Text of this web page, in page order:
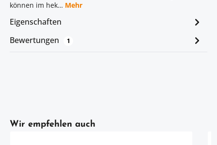
können im hek… Mehr
Eigenschaften
Bewertungen
1
Artikelgalerie überspringen
Wir empfehlen auch